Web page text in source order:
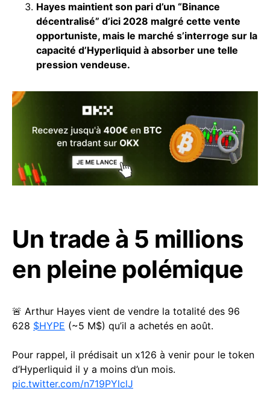
Hayes maintient son pari d’un “Binance
décentralisé” d’ici 2028 malgré cette vente
opportuniste, mais le marché s’interroge sur la
capacité d’Hyperliquid à absorber une telle
pression vendeuse.
Un trade à 5 millions
en pleine polémique
🚨 Arthur Hayes vient de vendre la totalité des 96
628 $HYPE (~5 M$) qu’il a achetés en août.
Pour rappel, il prédisait un x126 à venir pour le token
d’Hyperliquid il y a moins d’un mois.
pic.twitter.com/n719PYlclJ